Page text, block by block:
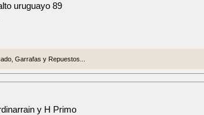
uruguayo 89
Garrafas y Repuestos...
y H Primo